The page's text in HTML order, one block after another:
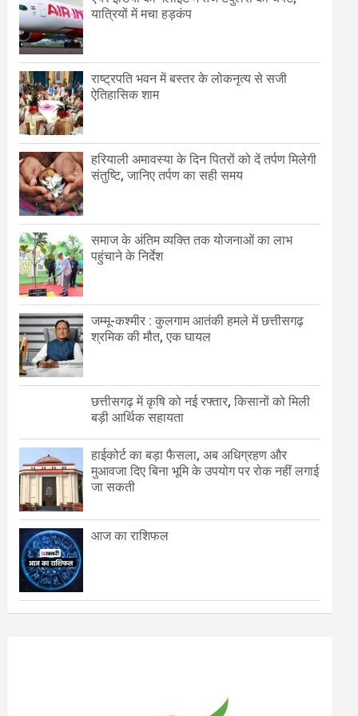
यात्रियों में मचा हड़कंप
राष्ट्रपति भवन में बस्तर के लोकनृत्य से सजी
ऐतिहासिक शाम
हरियाली अमावस्या के दिन पितरों को दें तर्पण मिलेगी
संतुष्टि, जानिए तर्पण का सही समय
समाज के अंतिम व्यक्ति तक योजनाओं का लाभ
पहुंचाने के निर्देश
जम्मू-कश्मीर : कुलगाम आतंकी हमले में छत्तीसगढ़
श्रमिक की मौत, एक घायल
छत्तीसगढ़ में कृषि को नई रफ्तार, किसानों को मिली
बड़ी आर्थिक सहायता
हाईकोर्ट का बड़ा फैसला, अब अधिग्रहण और
मुआवजा दिए बिना भूमि के उपयोग पर रोक नहीं लगाई
जा सकती
आज का राशिफल